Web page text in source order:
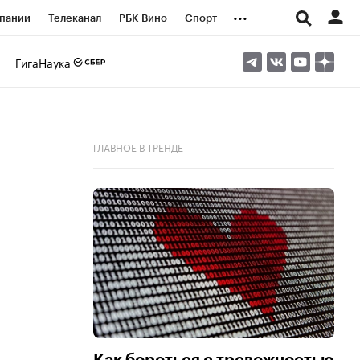
Телеканал РБК Вино Спорт ...
ГигаНаука
ГЛАВНОЕ В ТРЕНДЕ